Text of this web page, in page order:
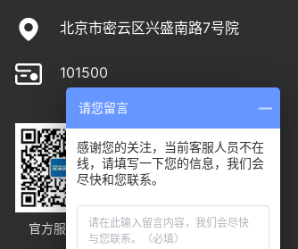
北京市密云区兴盛南路7号院
101500
官方服务号 官方订阅号
请您留言
感谢您的关注，当前客服人员不在
线，请填写一下您的信息，我们会
尽快和您联系。